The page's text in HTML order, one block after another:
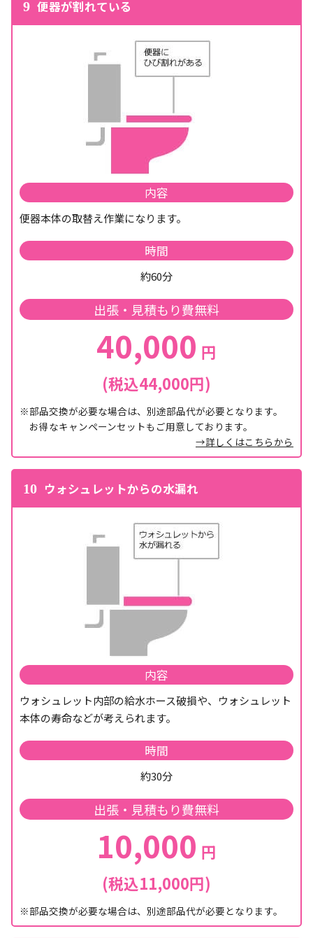
9 便器が割れている
内容
便器本体の取替え作業になります。
時間
約60分
出張・見積もり費無料
40,000 円
(税込44,000円)
※部品交換が必要な場合は、別途部品代が必要となります。
お得なキャンペーンセットもご用意しております。
→詳しくはこちらから
10 ウォシュレットからの水漏れ
内容
ウォシュレット内部の給水ホース破損や、ウォシュレット
本体の寿命などが考えられます。
時間
約30分
出張・見積もり費無料
10,000 円
(税込11,000円)
※部品交換が必要な場合は、別途部品代が必要となります。